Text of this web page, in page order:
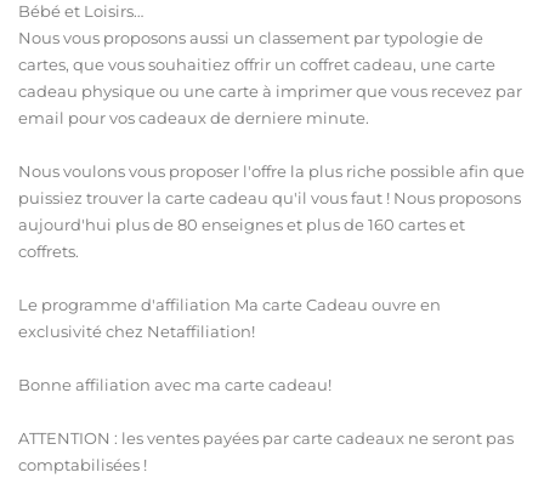
Bébé et Loisirs…
Nous vous proposons aussi un classement par typologie de
cartes, que vous souhaitiez offrir un coffret cadeau, une carte
cadeau physique ou une carte à imprimer que vous recevez par
email pour vos cadeaux de derniere minute.
Nous voulons vous proposer l'offre la plus riche possible afin que
puissiez trouver la carte cadeau qu'il vous faut ! Nous proposons
aujourd'hui plus de 80 enseignes et plus de 160 cartes et
coffrets.
Le programme d'affiliation Ma carte Cadeau ouvre en
exclusivité chez Netaffiliation!
Bonne affiliation avec ma carte cadeau!
ATTENTION : les ventes payées par carte cadeaux ne seront pas
comptabilisées !